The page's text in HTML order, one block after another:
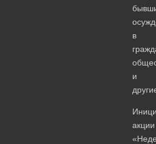
в
и
акции